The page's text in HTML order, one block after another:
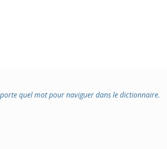
quel mot pour naviguer dans le dictionnaire.